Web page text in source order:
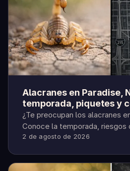
Alacranes en Paradise,
temporada, piquetes y
¿Te preocupan los alacranes
Conoce la temporada, riesgos
hacer y cómo prevenir en casa.
2 de agosto de 2026